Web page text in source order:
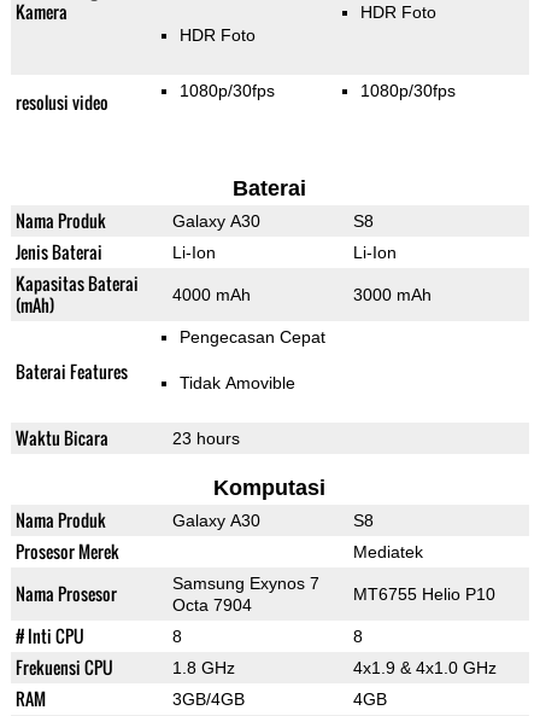
Kamera
HDR Foto
HDR Foto
resolusi video 1080p/30fps 1080p/30fps
Baterai
Nama Produk Galaxy A30 S8
Jenis Baterai Li-Ion Li-Ion
Kapasitas Baterai
(mAh)
4000 mAh 3000 mAh
Baterai Features
Pengecasan Cepat
Tidak Amovible
Waktu Bicara 23 hours
Komputasi
Nama Produk Galaxy A30 S8
Prosesor Merek Mediatek
Nama Prosesor
Samsung Exynos 7
Octa 7904
MT6755 Helio P10
# Inti CPU 8 8
Frekuensi CPU 1.8 GHz 4x1.9 & 4x1.0 GHz
RAM 3GB/4GB 4GB